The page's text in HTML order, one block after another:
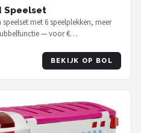
Speelset
met 6 speelplekken, meer
— voor €…
BEKIJK OP BOL